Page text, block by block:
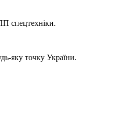
спецтехніки.
яку точку України.